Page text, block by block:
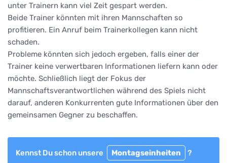
unter Trainern kann viel Zeit gespart werden.
Beide Trainer könnten mit ihren Mannschaften so
profitieren. Ein Anruf beim Trainerkollegen kann nicht
schaden.
Probleme könnten sich jedoch ergeben, falls einer der
Trainer keine verwertbaren Informationen liefern kann oder
möchte. Schließlich liegt der Fokus der
Mannschaftsverantwortlichen während des Spiels nicht
darauf, anderen Konkurrenten gute Informationen über den
gemeinsamen Gegner zu beschaffen.
Kennst Du schon unsere Montagseinheiten ?